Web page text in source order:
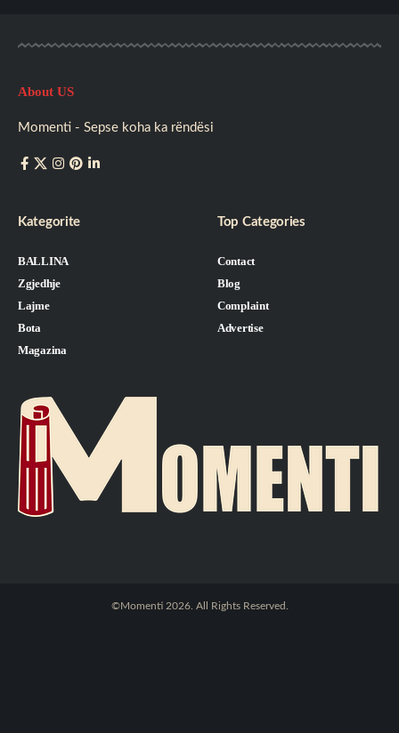
About US
Momenti - Sepse koha ka rëndësi
Kategorite
BALLINA
Zgjedhje
Lajme
Bota
Magazina
Top Categories
Contact
Blog
Complaint
Advertise
©Momenti 2026. All Rights Reserved.